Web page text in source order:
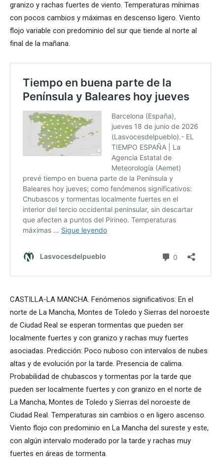
granizo y rachas fuertes de viento. Temperaturas mínimas
con pocos cambios y máximas en descenso ligero. Viento
flojo variable con predominio del sur que tiende al norte al
final de la mañana.
CASTILLA-LA MANCHA. Fenómenos significativos: En el
norte de La Mancha, Montes de Toledo y Sierras del noroeste
de Ciudad Real se esperan tormentas que pueden ser
localmente fuertes y con granizo y rachas muy fuertes
asociadas. Predicción: Poco nuboso con intervalos de nubes
altas y de evolución por la tarde. Presencia de calima.
Probabilidad de chubascos y tormentas por la tarde que
pueden ser localmente fuertes y con granizo en el norte de
La Mancha, Montes de Toledo y Sierras del noroeste de
Ciudad Real. Temperaturas sin cambios o en ligero ascenso.
Viento flojo con predominio en La Mancha del sureste y este,
con algún intervalo moderado por la tarde y rachas muy
fuertes en áreas de tormenta.